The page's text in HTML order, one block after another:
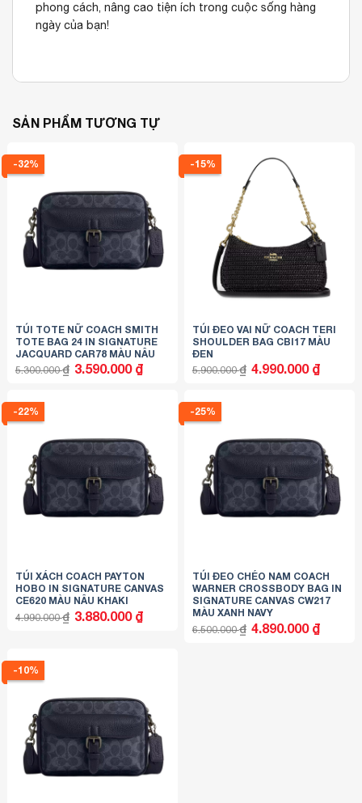
phong cách, nâng cao tiện ích trong cuộc sống hàng
ngày của bạn!
SẢN PHẨM TƯƠNG TỰ
-32%
TÚI TOTE NỮ COACH SMITH
TOTE BAG 24 IN SIGNATURE
JACQUARD CAR78 MÀU NÂU
5.300.000₫ Giá
gốc
3.590.000 ₫Giá
hiện
3.590.000 ₫.
-15%
TÚI ĐEO VAI NỮ COACH TERI
SHOULDER BAG CBI17 MÀU
ĐEN
5.900.000₫ Giá
gốc
4.990.000 ₫Giá
hiện
-22%
TÚI XÁCH COACH PAYTON
HOBO IN SIGNATURE CANVAS
CE620 MÀU NÂU KHAKI
4.990.000₫ Giá
gốc
3.880.000 ₫Giá
hiện
-25%
TÚI ĐEO CHÉO NAM COACH
WARNER CROSSBODY BAG IN
SIGNATURE CANVAS CW217
MÀU XANH NAVY
6.500.000₫ Giá
gốc
4.890.000 ₫Giá
hiện
-10%